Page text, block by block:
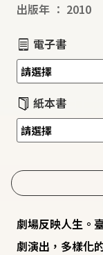
出版年 ： 2010
電子書
紙本書
劇場反映人生。
劇演出，多樣化